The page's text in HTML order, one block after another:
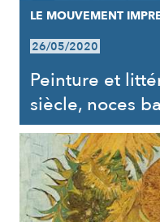
LE MOUVEMENT
26/05/2020
Peinture et
siècle, noces